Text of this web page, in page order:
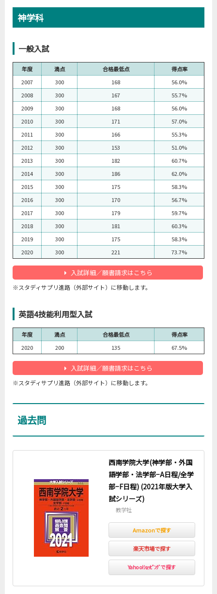
神学科
一般入試
年度 満点 合格最低点
得点率
2007
300 168
56.0%
2008
300 167
55.7%
2009
300 168
56.0%
2010
300 171
57.0%
2011
300 166
55.3%
2012
300 153
51.0%
2013
300 182
60.7%
2014
300 186
62.0%
2015
300 175
58.3%
2016
300 170
56.7%
2017
300 179
59.7%
2018
300 181
60.3%
2019
300 175
58.3%
2020
300 221 73.7%
入試詳細／願書請求はこちら
※スタディサプリ進路（外部サイト）に移動します。
英語4技能利用型入試
年度 満点 合格最低点
得点率
2020
200 135 67.5%
入試詳細／願書請求はこちら
※スタディサプリ進路（外部サイト）に移動します。
過去問
西南学院大学(神学部・外国
語学部・法学部−A日程/全学
部−F日程) (2021年版大学入
試シリーズ)
教学社
Amazonで探す
楽天市場で探す
Yahoo!ｼｮｯﾋﾟﾝｸﾞで探す